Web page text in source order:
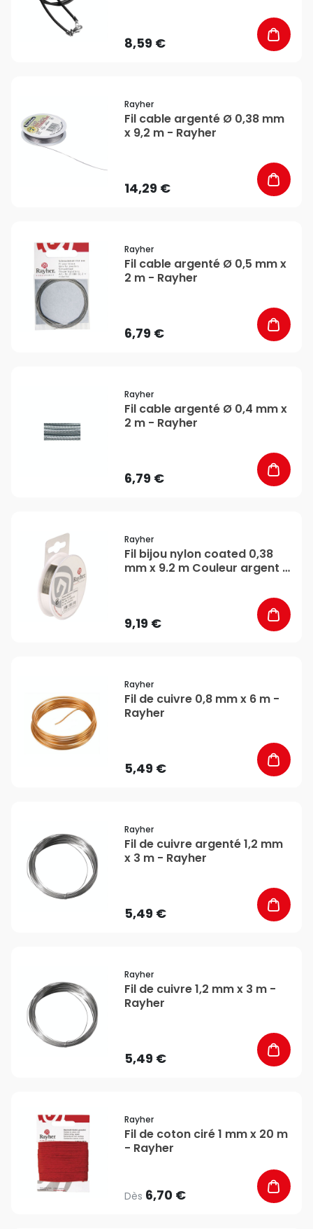
8,59 €
Rayher
Fil cable argenté Ø 0,38 mm
x 9,2 m - Rayher
14,29 €
Rayher
Fil cable argenté Ø 0,5 mm x
2 m - Rayher
6,79 €
Rayher
Fil cable argenté Ø 0,4 mm x
2 m - Rayher
6,79 €
Rayher
Fil bijou nylon coated 0,38
mm x 9.2 m Couleur argent -
9,19 €
Rayher
Fil de cuivre 0,8 mm x 6 m -
Rayher
5,49 €
Rayher
Fil de cuivre argenté 1,2 mm
x 3 m - Rayher
5,49 €
Rayher
Fil de cuivre 1,2 mm x 3 m -
Rayher
5,49 €
Rayher
Fil de coton ciré 1 mm x 20 m
- Rayher
Dès 6,70 €